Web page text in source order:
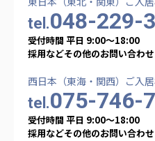
tel.048-229-
受付時間 平日 9:00〜18:00
採用などその他のお問い合わ
西日本（東海・関西）ご入
tel.075-746-
受付時間 平日 9:00〜18:00
採用などその他のお問い合わ